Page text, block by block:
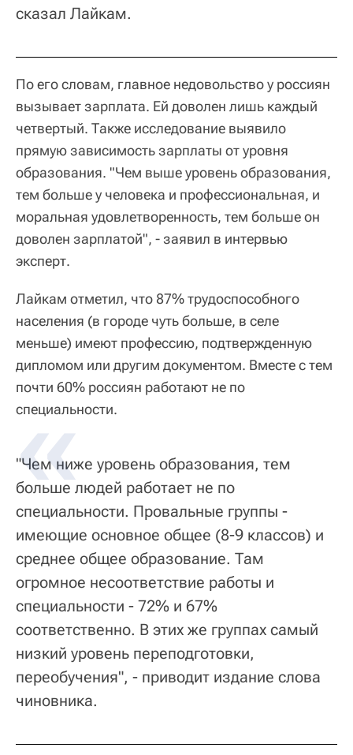
сказал Лайкам.
По его словам, главное недовольство у россиян
вызывает зарплата. Ей доволен лишь каждый
четвертый. Также исследование выявило
прямую зависимость зарплаты от уровня
образования. "Чем выше уровень образования,
тем больше у человека и профессиональная, и
моральная удовлетворенность, тем больше он
доволен зарплатой", - заявил в интервью
эксперт.
Лайкам отметил, что 87% трудоспособного
населения (в городе чуть больше, в селе
меньше) имеют профессию, подтвержденную
дипломом или другим документом. Вместе с тем
почти 60% россиян работают не по
специальности.
"Чем ниже уровень образования, тем
больше людей работает не по
специальности. Провальные группы -
имеющие основное общее (8-9 классов) и
среднее общее образование. Там
огромное несоответствие работы и
специальности - 72% и 67%
соответственно. В этих же группах самый
низкий уровень переподготовки,
переобучения", - приводит издание слова
чиновника.